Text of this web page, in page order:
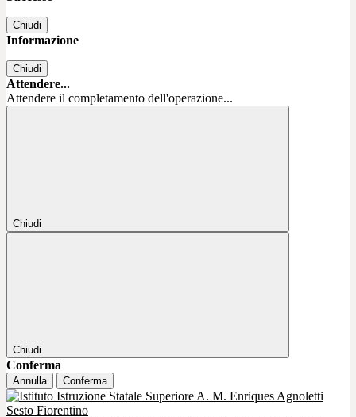
Chiudi
Informazione
Chiudi
Attendere...
Attendere il completamento dell'operazione...
Chiudi
Chiudi
Conferma
Annulla Conferma